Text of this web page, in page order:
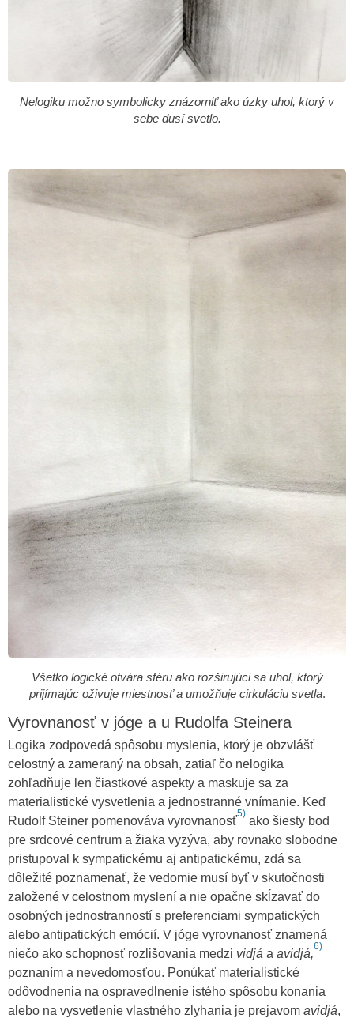
Nelogiku možno symbolicky znázorniť ako úzky uhol, ktorý v
sebe dusí svetlo.
Všetko logické otvára sféru ako rozširujúci sa uhol, ktorý
prijímajúc oživuje miestnosť a umožňuje cirkuláciu svetla.
Vyrovnanosť v jóge a u Rudolfa Steinera
Logika zodpovedá spôsobu myslenia, ktorý je obzvlášť
celostný a zameraný na obsah, zatiaľ čo nelogika
zohľadňuje len čiastkové aspekty a maskuje sa za
materialistické vysvetlenia a jednostranné vnímanie. Keď
Rudolf Steiner pomenováva vyrovnanosť
5)
ako šiesty bod
pre srdcové centrum a žiaka vyzýva, aby rovnako slobodne
pristupoval k sympatickému aj antipatickému, zdá sa
dôležité poznamenať, že vedomie musí byť v skutočnosti
založené v celostnom myslení a nie opačne skĺzavať do
osobných jednostranností s preferenciami sympatických
alebo antipatických emócií. V jóge vyrovnanosť znamená
niečo ako schopnosť rozlišovania medzi vidjá a avidjá,
6)
poznaním a nevedomosťou. Ponúkať materialistické
odôvodnenia na ospravedlnenie istého spôsobu konania
alebo na vysvetlenie vlastného zlyhania je prejavom avidjá,